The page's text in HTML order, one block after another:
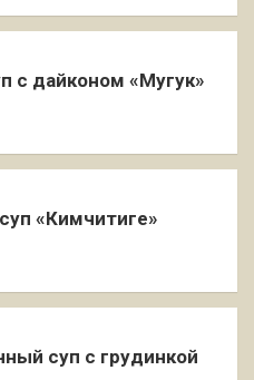
с дайконом «Мугук»
«Кимчитиге»
суп с грудинкой